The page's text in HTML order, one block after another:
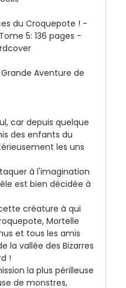
du Croquepote ! -
5: 136 pages -
Aventure de
car depuis quelque
des enfants du
les uns
à l'imagination
est bien décidée à
créature à qui
Mortelle
et tous les amis
la vallée des Bizarres
!
la plus périlleuse
de monstres,